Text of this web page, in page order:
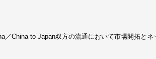
／China to Japan双方の流通において市場開拓と